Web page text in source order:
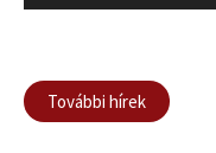
lejátszó
További hírek